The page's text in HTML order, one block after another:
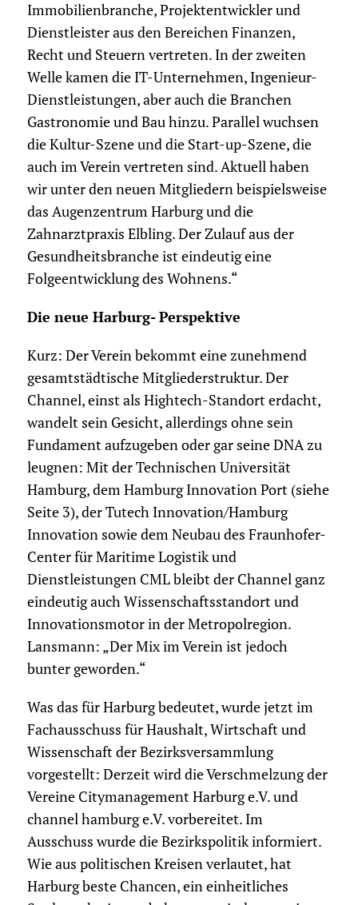
Immobilienbranche, Projektentwickler und
Dienstleister aus den Bereichen Finanzen,
Recht und Steuern vertreten. In der zweiten
Welle kamen die IT-Unternehmen, Ingenieur-
Dienstleistungen, aber auch die Branchen
Gastronomie und Bau hinzu. Pa­rallel wuchsen
die Kultur-Szene und die Start­-up-Szene, die
auch im Verein vertreten sind. Aktuell haben
wir unter den neuen Mitgliedern beispielsweise
das Augenzentrum Harburg und die
Zahnarztpraxis Elbling. Der Zulauf aus der
Gesundheitsbranche ist eindeutig eine
Folgeentwicklung des Wohnens.“
Die neue Harburg- Perspektive
Kurz: Der Verein bekommt eine zunehmend
gesamtstädtische Mitgliederstruktur. Der
Channel, einst als Hightech-Standort erdacht,
wandelt sein Gesicht, allerdings ohne sein
Fundament aufzugeben oder gar seine DNA zu
leugnen: Mit der Technischen Universität
Hamburg, dem Hamburg Innovation Port (siehe
Seite 3), der Tutech Innovation/Hamburg
Innovation sowie dem Neubau des Fraunhofer-
Center für Maritime Logistik und
Dienstleistungen CML bleibt der Channel ganz
eindeutig auch Wissenschaftsstandort und
Innovationsmotor in der Metropolregion.
Lansmann: „Der Mix im Verein ist jedoch
bunter geworden.“
Was das für Harburg bedeutet, wurde jetzt im
Fachausschuss für Haushalt, Wirtschaft und
Wissenschaft der Bezirksversammlung
vorgestellt: Derzeit wird die Verschmelzung der
Vereine Citymanagement Harburg e.V. und
channel hamburg e.V. vorbereitet. Im
Ausschuss wurde die Bezirkspolitik informiert.
Wie aus politischen Kreisen verlautet, hat
Harburg beste Chancen, ein einheitliches